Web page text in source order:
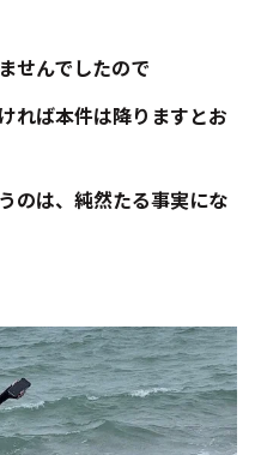
せんでしたので
れば本件は降りますとお
のは、純然たる事実にな